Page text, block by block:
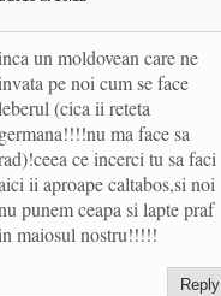
un moldovean care ne
pe noi cum se face
(cica ii reteta
germana!!!!nu ma face sa
ce incerci tu sa faci
ii aproape caltabos,si noi
punem ceapa si lapte praf
maiosul nostru!!!!!
Reply